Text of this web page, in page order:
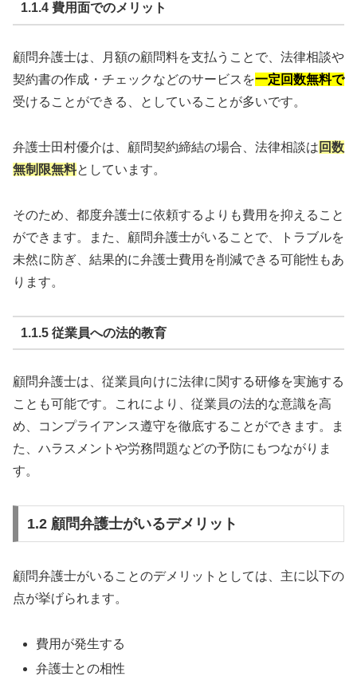
1.1.4 費用面でのメリット
顧問弁護士は、月額の顧問料を支払うことで、法律相談や
契約書の作成・チェックなどのサービスを一定回数無料で
受けることができる、としていることが多いです。
弁護士田村優介は、顧問契約締結の場合、法律相談は 回数
無制限無料としています。
そのため、都度弁護士に依頼するよりも費用を抑えること
ができます。また、顧問弁護士がいることで、トラブルを
未然に防ぎ、結果的に弁護士費用を削減できる可能性もあ
ります。
1.1.5 従業員への法的教育
顧問弁護士は、従業員向けに法律に関する研修を実施する
ことも可能です。これにより、従業員の法的な意識を高
め、コンプライアンス遵守を徹底することができます。ま
た、ハラスメントや労務問題などの予防にもつながりま
す。
1.2 顧問弁護士がいるデメリット
顧問弁護士がいることのデメリットとしては、主に以下の
点が挙げられます。
費用が発生する
弁護士との相性